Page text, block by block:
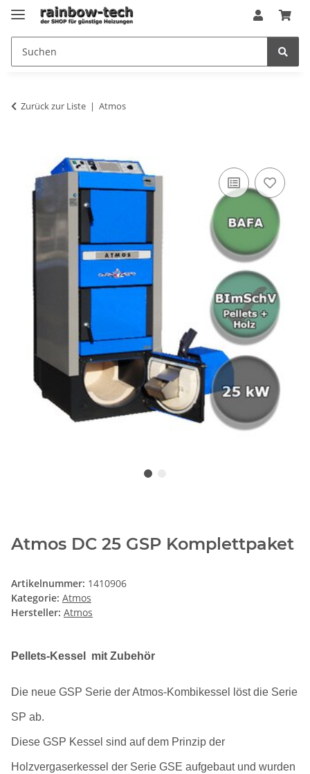
Zurück zur Liste Atmos
Atmos DC 25 GSP Komplettpaket
Artikelnummer: 1410906
Kategorie: Atmos
Hersteller: Atmos
Pellets-Kessel mit Zubehör
Die neue GSP Serie der Atmos-Kombikessel löst die Serie
SP ab.
Diese GSP Kessel sind auf dem Prinzip der
Holzvergaserkessel der Serie GSE aufgebaut und wurden